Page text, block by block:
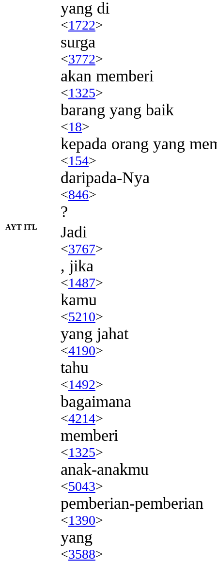
yang di
<1722>
surga
<3772>
akan memberi
<1325>
barang yang baik
<18>
kepada orang yang
<154>
daripada-Nya
<846>
?
AYT ITL Jadi
<3767>
, jika
<1487>
kamu
<5210>
yang jahat
<4190>
tahu
<1492>
bagaimana
<4214>
memberi
<1325>
anak-anakmu
<5043>
pemberian-pemberian
<1390>
yang
<3588>